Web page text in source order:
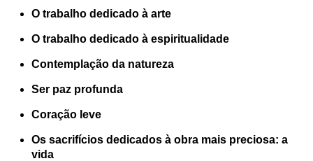
O trabalho dedicado à arte
O trabalho dedicado à espiritualidade
Contemplação da natureza
Ser paz profunda
Coração leve
Os sacrifícios dedicados à obra mais preciosa: a
vida